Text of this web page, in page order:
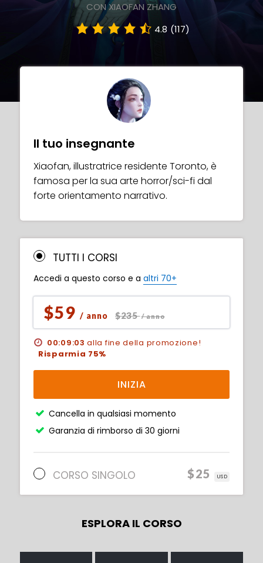
CON XIAOFAN ZHANG
4.8 (117)
Il tuo insegnante
Xiaofan, illustratrice residente Toronto, è
famosa per la sua arte horror/sci-fi dal
forte orientamento narrativo.
TUTTI I CORSI
Accedi a questo corso e a altri 70+
$59 / anno $235/ anno
00:09:01 alla fine della promozione!
Risparmia 75%
INIZIA
Cancella in qualsiasi momento
Garanzia di rimborso di 30 giorni
CORSO SINGOLO $25 USD
ESPLORA IL CORSO